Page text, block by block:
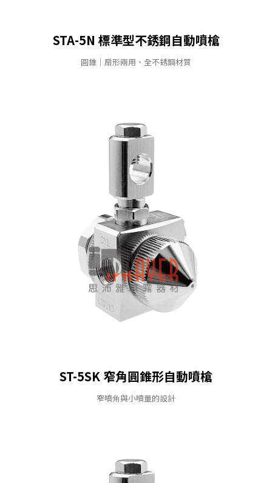
STA-5N 標準型不銹鋼⾃動噴槍
圓錐｜扇形兩用、全不銹鋼材質
ST-5SK 窄角圓錐形⾃動噴槍
窄噴⾓與⼩噴量的設計